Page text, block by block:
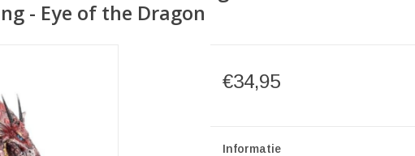
- Eye of the Dragon
€34,95
Informatie